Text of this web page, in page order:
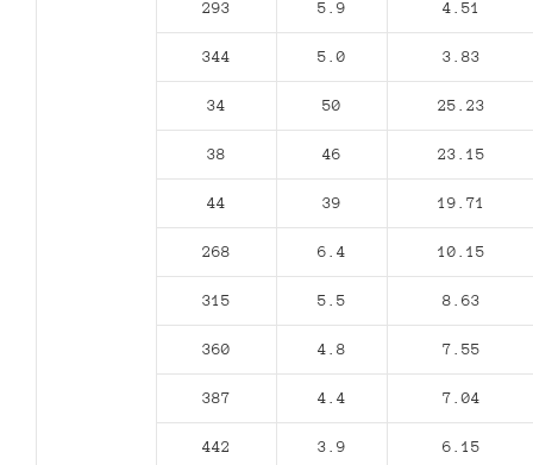
293 5.9 4.51
344 5.0 3.83
34 50 25.23
38 46 23.15
44 39 19.71
268 6.4 10.15
315 5.5 8.63
360 4.8 7.55
387 4.4 7.04
442 3.9 6.15